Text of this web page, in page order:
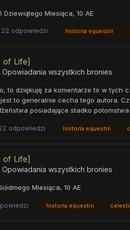
Miesiąca, 10 AE
odpowiedzi historia equestrii
of Life]
Opowiadania wszystkich bronies
to dziękuję za komentarze to w tych
to generalnie cecha tego autora.
posiadające stadko
odpowiedzi historia equestrii
of Life]
Opowiadania wszystkich bronies
Miesiąca, 10 AE
historia equestrii